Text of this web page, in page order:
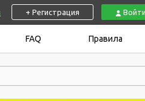
+ Регистрация Войти
FAQ Правила